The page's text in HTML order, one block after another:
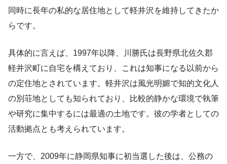
同時に長年の私的な居住地として軽井沢を維持してきたか
らです。
具体的に言えば、1997年以降、川勝氏は長野県北佐久郡
軽井沢町に自宅を構えており、これは知事になる以前から
の定住地とされています。軽井沢は風光明媚で知的文化人
の別荘地としても知られており、比較的静かな環境で執筆
や研究に集中するには最適の土地です。彼の学者としての
活動拠点とも考えられています。
一方で、2009年に静岡県知事に初当選した後は、公務の